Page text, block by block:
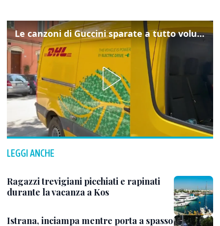
Le canzoni di Guccini sparate a tutto volume nella strada dove abitava
LEGGI ANCHE
Ragazzi trevigiani picchiati e rapinati
durante la vacanza a Kos
Istrana, inciampa mentre porta a spasso